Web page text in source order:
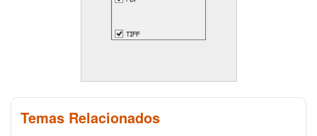
Temas Relacionados